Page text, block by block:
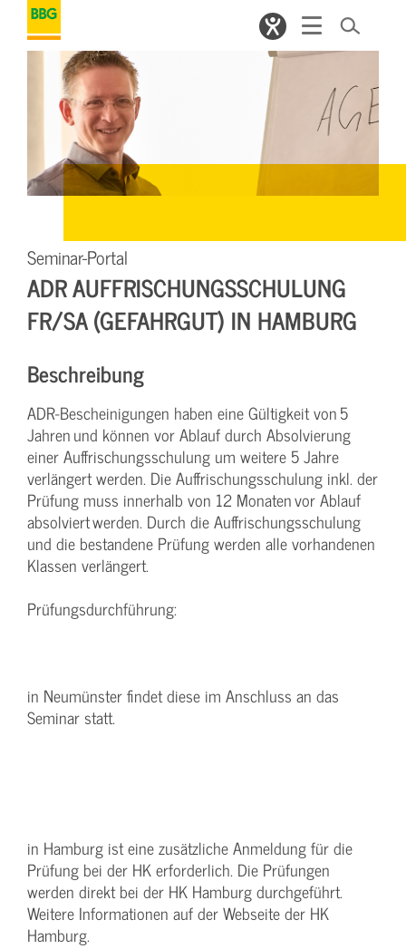
Seminar-Portal
ADR AUFFRISCHUNGSSCHULUNG
FR/SA (GEFAHRGUT) IN HAMBURG
Beschreibung
ADR-Bescheinigungen haben eine Gültigkeit von 5
Jahren und können vor Ablauf durch Absolvierung
einer Auffrischungsschulung um weitere 5 Jahre
verlängert werden. Die Auffrischungsschulung inkl. der
Prüfung muss innerhalb von 12 Monaten vor Ablauf
absolviert werden. Durch die Auffrischungsschulung
und die bestandene Prüfung werden alle vorhandenen
Klassen verlängert.
Prüfungsdurchführung:
in Neumünster findet diese im Anschluss an das
Seminar statt.
in Hamburg ist eine zusätzliche Anmeldung für die
Prüfung bei der HK erforderlich. Die Prüfungen
werden direkt bei der HK Hamburg durchgeführt.
Weitere Informationen auf der Webseite der HK
Hamburg.